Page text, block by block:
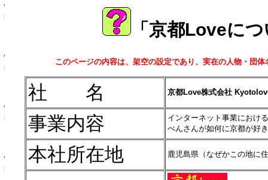
「京都Loveに
このページの内容は、架空の設定であり、実在の人物・団
社 名 京都Love株式会社
事業内容
インターネット事業におけ
ぺんさんが如何に京都が好
本社所在地 鹿児島県（なぜかこの地に